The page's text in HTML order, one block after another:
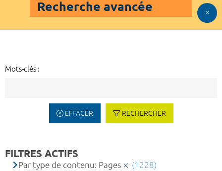
Recherche avancée
Mots-clés :
EFFACER RECHERCHER
FILTRES ACTIFS
Par type de contenu: Pages (1228)